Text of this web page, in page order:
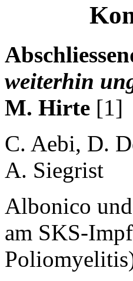
weiterhin
M. Hirte [1]
C. Aebi, D.
A. Siegrist
Albonico
am SKS-